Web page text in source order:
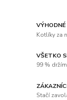
VÝHODNÉ
Kotlíky za
VŠETKO
99 %
Stačí